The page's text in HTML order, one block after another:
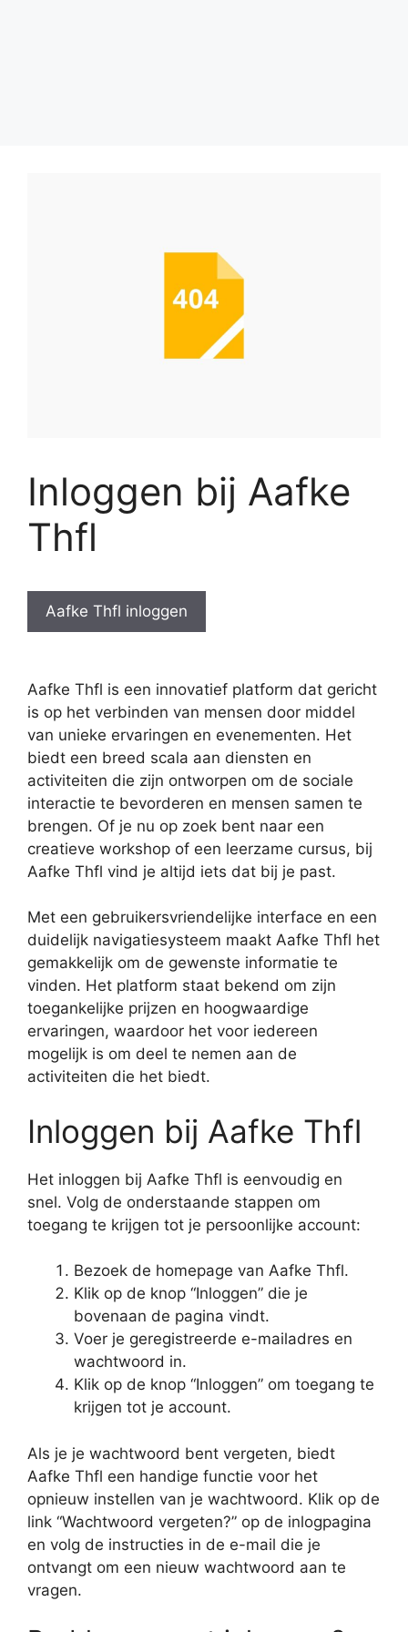
Inloggen bij Aafke
Thfl
Aafke Thfl inloggen
Aafke Thfl is een innovatief platform dat gericht
is op het verbinden van mensen door middel
van unieke ervaringen en evenementen. Het
biedt een breed scala aan diensten en
activiteiten die zijn ontworpen om de sociale
interactie te bevorderen en mensen samen te
brengen. Of je nu op zoek bent naar een
creatieve workshop of een leerzame cursus, bij
Aafke Thfl vind je altijd iets dat bij je past.
Met een gebruikersvriendelijke interface en een
duidelijk navigatiesysteem maakt Aafke Thfl het
gemakkelijk om de gewenste informatie te
vinden. Het platform staat bekend om zijn
toegankelijke prijzen en hoogwaardige
ervaringen, waardoor het voor iedereen
mogelijk is om deel te nemen aan de
activiteiten die het biedt.
Inloggen bij Aafke Thfl
Het inloggen bij Aafke Thfl is eenvoudig en
snel. Volg de onderstaande stappen om
toegang te krijgen tot je persoonlijke account:
Bezoek de homepage van Aafke Thfl.
Klik op de knop “Inloggen” die je
bovenaan de pagina vindt.
Voer je geregistreerde e-mailadres en
wachtwoord in.
Klik op de knop “Inloggen” om toegang te
krijgen tot je account.
Als je je wachtwoord bent vergeten, biedt
Aafke Thfl een handige functie voor het
opnieuw instellen van je wachtwoord. Klik op de
link “Wachtwoord vergeten?” op de inlogpagina
en volg de instructies in de e-mail die je
ontvangt om een nieuw wachtwoord aan te
vragen.